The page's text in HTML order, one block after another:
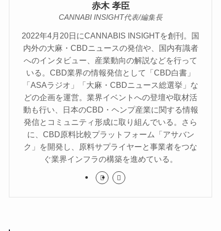
赤木 孝臣
CANNABI INSIGHT代表/編集長
2022年4月20日にCANNABIS INSIGHTを創刊。国
内外の大麻・CBDニュースの発信や、国内有識者
へのインタビュー、産業動向の解説などを行って
いる。CBD業界の情報発信として「CBD白書」
「ASAラジオ」「大麻・CBDニュース総選挙」な
どの企画を運営。業界イベントへの登壇や取材活
動も行い、日本のCBD・ヘンプ産業に関する情報
発信とコミュニティ形成に取り組んでいる。さら
に、CBD原料比較プラットフォーム「アサバン
ク」を開発し、原料サプライヤーと事業者をつな
ぐ業界インフラの構築を進めている。